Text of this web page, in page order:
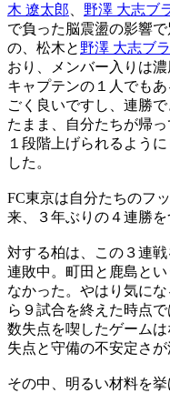
木 遼太郎
野澤 大志ブ
で負った脳震盪の影響
の、松木と 野澤 大志ブ
おり、メンバー入りは
キャプテンの１人でも
ごく良いですし、連勝
たまま、自分たちが帰
１段階上げられるよう
した。
FC東京は自分たちのフ
来、３年ぶりの４連勝を
対する柏は、この３連
連敗中。町田と鹿島と
なかった。やはり気に
ら９試合を終えた時点
数失点を喫したゲーム
失点と守備の不安定さが
その中、明るい材料を